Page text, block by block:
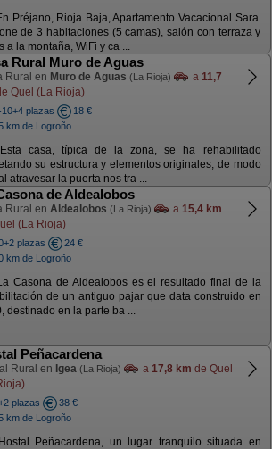
Préjano, Rioja Baja, Apartamento Vacacional Sara.
de 3 habitaciones (5 camas), salón con terraza y
a la montaña, WiFi y ca ...
Rural Muro de Aguas
Rural en Muro de Aguas (La Rioja) a 11,7
Quel (La Rioja)
plazas
18 €
km de Logroño
casa, típica de la zona, se ha rehabilitado
su estructura y elementos originales, de modo
atravesar la puerta nos tra ...
de Aldealobos
Rural en Aldealobos (La Rioja) a 15,4 km
(La Rioja)
plazas
24 €
km de Logroño
Casona de Aldealobos es el resultado final de la
de un antiguo pajar que data construido en
destinado en la parte ba ...
Peñacardena
Rural en Igea (La Rioja) a 17,8 km de Quel
plazas
38 €
km de Logroño
Peñacardena, un lugar tranquilo situada en